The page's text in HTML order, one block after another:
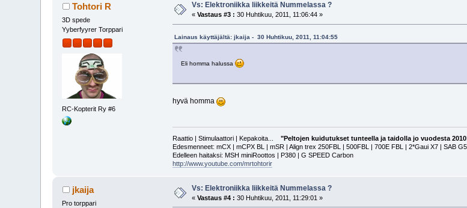
Tohtori R
3D spede
Yyberfyyrer Torppari
RC-Kopterit Ry #6
Vs: Elektroniikka liikkeitä Nummelassa ?
«Vastaus #3 : 30 Huhtikuu, 2011, 11:06:44 »
Lainaus käyttäjältä: jkaija - 30 Huhtikuu, 2011, 11:04:55
Eli homma halussa
hyvä homma
Raattio | Stimulaattori | Kepakoita... "Peltojen kuidutukset tunteella ja taidolla jo vuodesta
Edesmenneet: mCX | mCPX BL | mSR | Align trex 250FBL | 500FBL | 700E FBL | 2*Gaui X7 | SAB
Edelleen haitaksi: MSH miniRoottos | P380 | G SPEED Carbon
http://www.youtube.com/mrtohtorir
jkaija
Pro torppari
Vs: Elektroniikka liikkeitä Nummelassa ?
«Vastaus #4 : 30 Huhtikuu, 2011, 11:29:01 »